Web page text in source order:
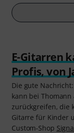
E-Gitarren
Profis, von
Die gute
kann bei
zurückgreifen, die
Gitarre für Kinder
Custom-Shop